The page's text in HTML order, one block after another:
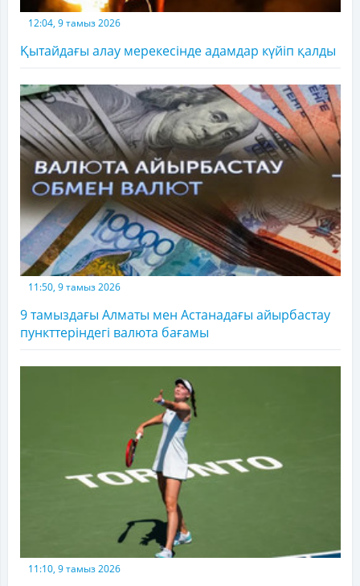
12:04, 9 тамыз 2026
Қытайдағы алау мерекесінде адамдар күйіп қалды
11:50, 9 тамыз 2026
9 тамыздағы Алматы мен Астанадағы айырбастау
пункттеріндегі валюта бағамы
11:10, 9 тамыз 2026